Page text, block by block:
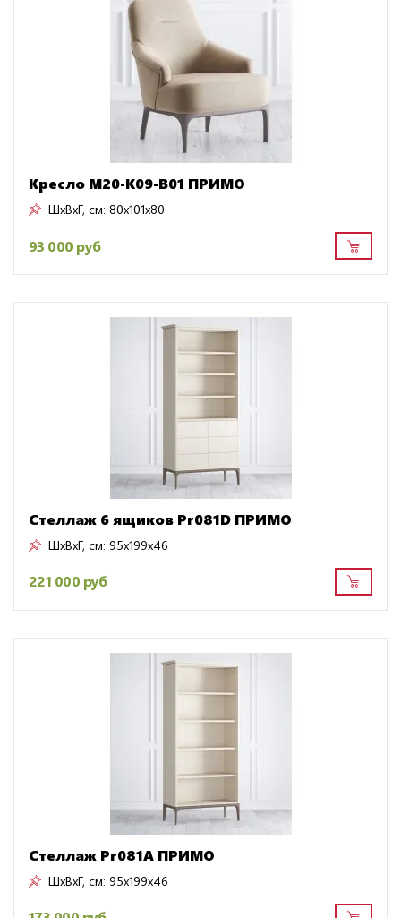
Кресло M20-K09-B01 ПРИМО
ШxВxГ, см: 80x101x80
93 000 руб
Стеллаж 6 ящиков Pr081D ПРИМО
ШxВxГ, см: 95x199x46
221 000 руб
Стеллаж Pr081A ПРИМО
ШxВxГ, см: 95x199x46